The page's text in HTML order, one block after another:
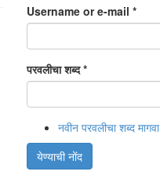
Username or e-mail *
परवलीचा शब्द*
नवीन परवलीचा शब्द मागवा
येण्याची नोंद